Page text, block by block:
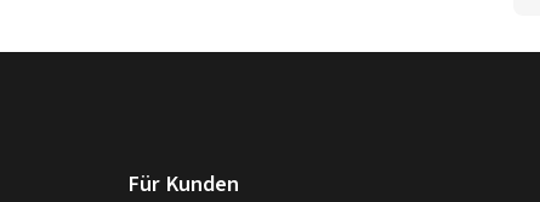
Für Kunden